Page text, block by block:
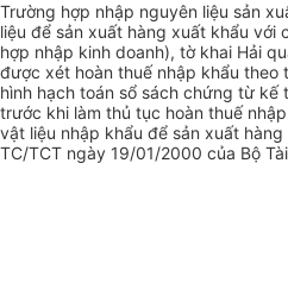
Trường hợp nhập nguyên liệu sản
liệu để sản xuất hàng xuất khẩu với
hợp nhập kinh doanh), tờ khai Hải
được xét hoàn thuế nhập khẩu theo
hình hạch toán sổ sách chứng từ
trước khi làm thủ tục hoàn thuế
vật liệu nhập khẩu để sản xuất
TC/TCT ngày 19/01/2000 của Bộ